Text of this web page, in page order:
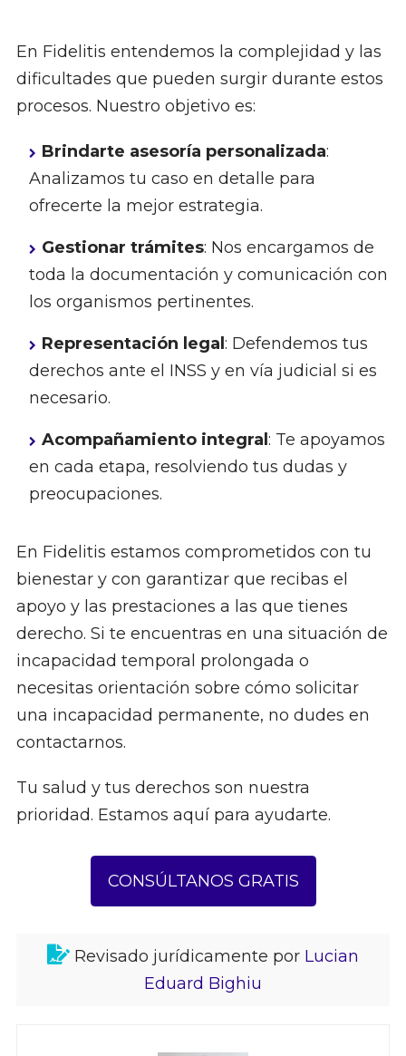
En Fidelitis entendemos la complejidad y las
dificultades que pueden surgir durante estos
procesos. Nuestro objetivo es:
Brindarte asesoría personalizada:
Analizamos tu caso en detalle para
ofrecerte la mejor estrategia.
Gestionar trámites: Nos encargamos de
toda la documentación y comunicación con
los organismos pertinentes.
Representación legal : Defendemos tus
derechos ante el INSS y en vía judicial si es
necesario.
Acompañamiento integral : Te apoyamos
en cada etapa, resolviendo tus dudas y
preocupaciones.
En Fidelitis estamos comprometidos con tu
bienestar y con garantizar que recibas el
apoyo y las prestaciones a las que tienes
derecho. Si te encuentras en una situación de
incapacidad temporal prolongada o
necesitas orientación sobre cómo solicitar
una incapacidad permanente, no dudes en
contactarnos.
Tu salud y tus derechos son nuestra
prioridad. Estamos aquí para ayudarte.
CONSÚLTANOS GRATIS
Revisado jurídicamente por Lucian
Eduard Bighiu